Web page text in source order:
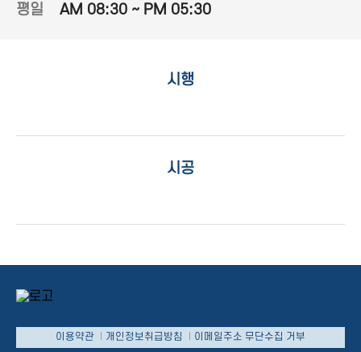
평일 AM 08:30 ~ PM 05:30
이용약관 개인정보취급방침 이메일주소 무단수집 거부
시행
시공